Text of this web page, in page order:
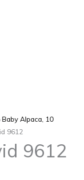
Alpaca, 10
9612
9612